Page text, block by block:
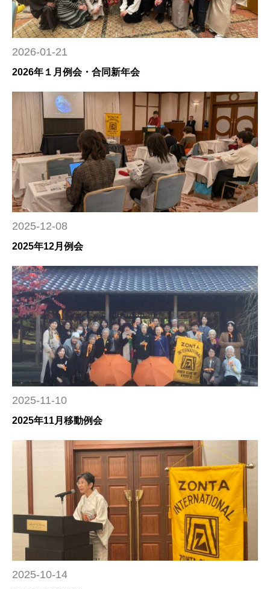
2026-01-21
2026年１月例会・合同新年会
2025-12-08
2025年12月例会
2025-11-10
2025年11月移動例会
2025-10-14